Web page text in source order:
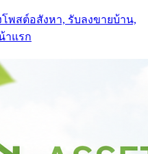
พสต์อสังหา, รับลงขายบ้าน,
าแรก